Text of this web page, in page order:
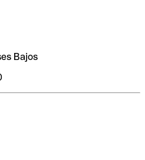
Bajos